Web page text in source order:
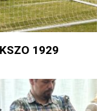
1929